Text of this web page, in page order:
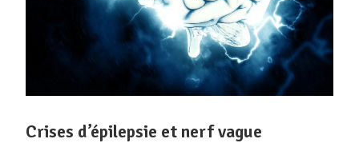
Crises d’épilepsie et nerf vague